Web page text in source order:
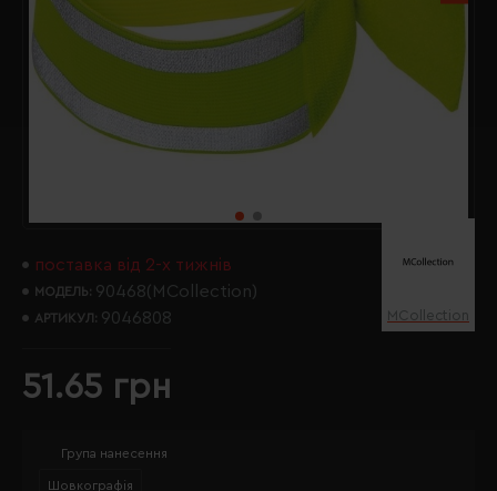
поставка від 2-х тижнів
МОДЕЛЬ: 90468(MCollection)
АРТИКУЛ: 9046808 MCollection
51.65 грн
Група нанесення
Шовкографія